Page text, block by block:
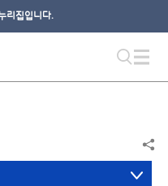
리집입니다.